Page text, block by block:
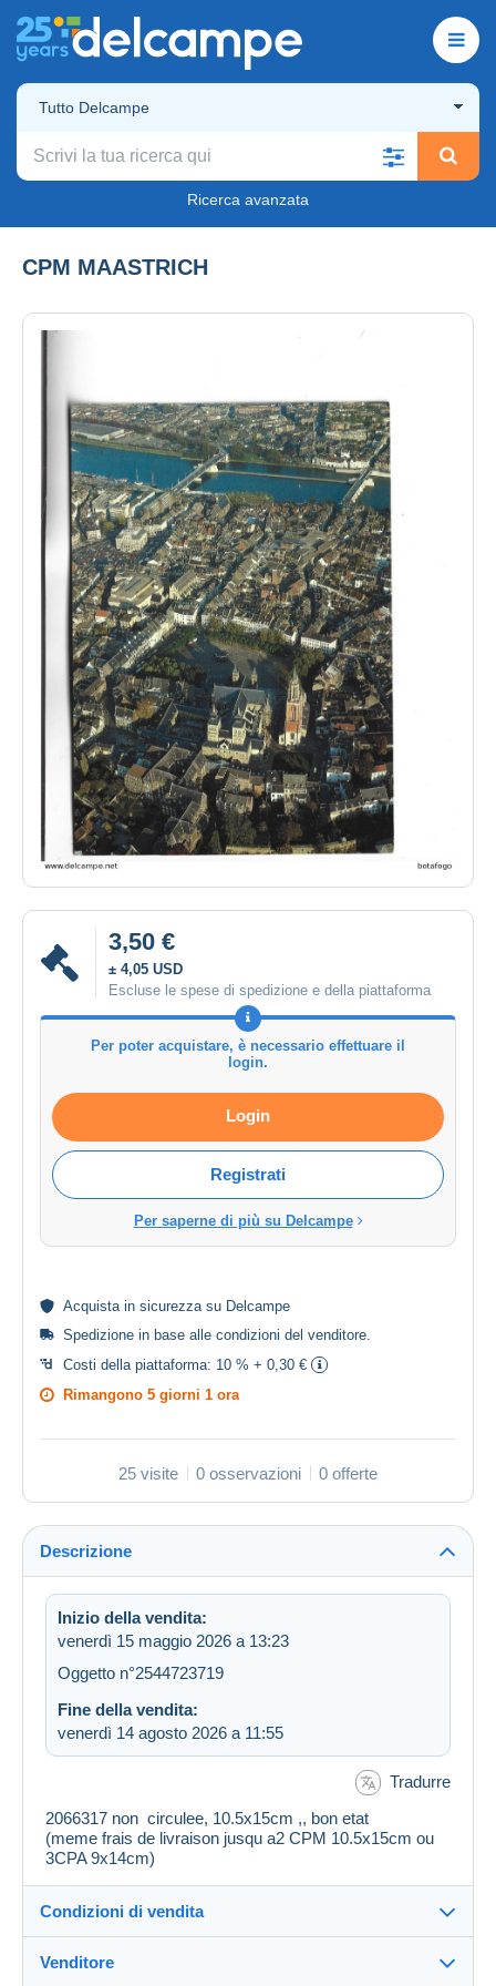
Tutto Delcampe
Ricerca avanzata
CPM MAASTRICH
3,50 €
± 4,05 USD
Escluse le spese di spedizione e della piattaforma
Per poter acquistare, è necessario effettuare il
login.
Login
Registrati
Per saperne di più su Delcampe
Acquista in sicurezza su Delcampe
Spedizione in base alle condizioni del venditore
Costi della piattaforma: 10 % + 0,30 €
Rimangono 5 giorni 1 ora
25 visite 0 osservazioni 0 offerte
Descrizione
Inizio della vendita:
venerdì 15 maggio 2026 a 13:23
Oggetto n°2544723719
Fine della vendita:
venerdì 14 agosto 2026 a 11:55
Tradurre
2066317 non circulee, 10.5x15cm ,, bon etat
(meme frais de livraison jusqu a2 CPM 10.5x15cm ou
3CPA 9x14cm)
Condizioni di vendita
Venditore